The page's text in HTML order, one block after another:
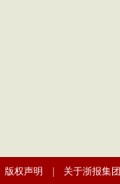
版权声明 关于浙报集团